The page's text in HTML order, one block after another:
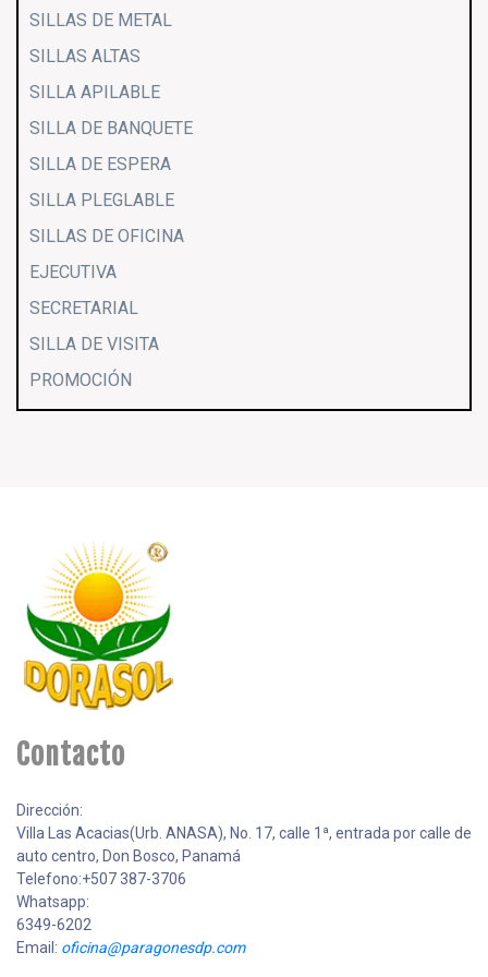
SILLAS DE METAL
SILLAS ALTAS
SILLA APILABLE
SILLA DE BANQUETE
SILLA DE ESPERA
SILLA PLEGLABLE
SILLAS DE OFICINA
EJECUTIVA
SECRETARIAL
SILLA DE VISITA
PROMOCIÓN
Contacto
Dirección:
Villa Las Acacias(Urb. ANASA), No. 17, calle 1ª, entrada por calle de
auto centro, Don Bosco, Panamá
Telefono:+507 387-3706
Whatsapp:
6349-6202
Email: oficina@paragonesdp.com